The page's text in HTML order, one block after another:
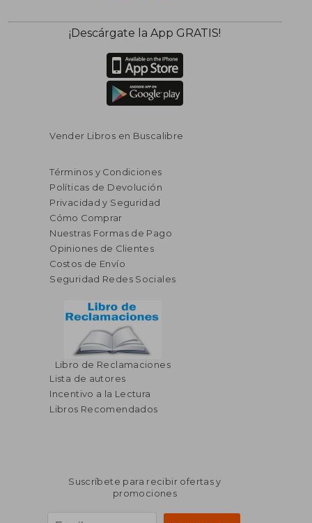
$ 93.39
$ 56.03
45%
45%
dcto. $ 32.31
¡Descárgate la App GRATIS!
Vender Libros en Buscalibre
Términos y Condiciones
Políticas de Devolución
Privacidad y Seguridad
Cómo Comprar
Nuestras Formas de Pago
Opiniones de Clientes
Costos de Envío
Seguridad Redes Sociales
Libro de Reclamaciones
Lista de autores
Incentivo a la Lectura
Libros Recomendados
Suscríbete para recibir ofertas y
promociones